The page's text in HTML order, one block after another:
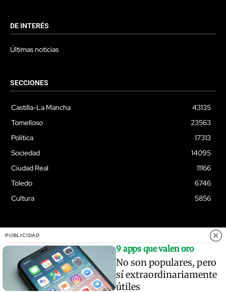
DE INTERÉS
Últimas noticias
SECCIONES
Castilla-La Mancha
43135
Tomelloso
23563
Política
17313
Sociedad
14095
Ciudad Real
11166
Toledo
6746
Cultura
5856
© Quixoteus
PUBLICIDAD
9 apps que valen oro
No son populares, pero
sí extraordinariamente
útiles